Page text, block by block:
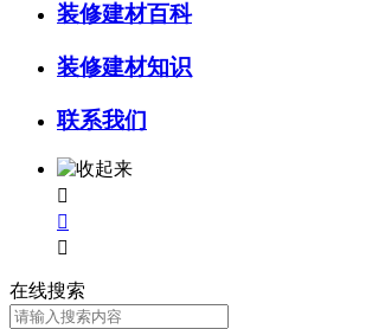
装修建材百科
装修建材知识
联系我们



在线搜索